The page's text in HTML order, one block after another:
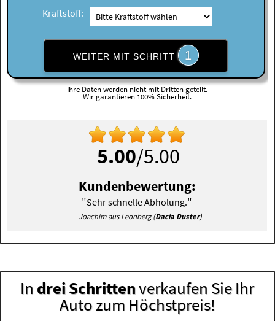
Kraftstoff:
WEITER MIT SCHRITT 1
Ihre Daten werden nicht mit Dritten geteilt.
Wir garantieren 100% Sicherheit.
5.00/5.00
Kundenbewertung:
"Sehr schnelle Abholung."
Joachim aus Leonberg (Dacia Duster)
In drei Schrittenverkaufen Sie Ihr
Auto zum Höchstpreis!